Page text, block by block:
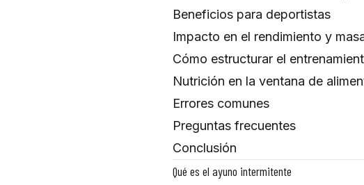
Beneficios para deportistas
Impacto en el rendimiento y
Cómo estructurar el
Nutrición en la ventana de
Errores comunes
Preguntas frecuentes
Conclusión
Qué es el ayuno intermitente